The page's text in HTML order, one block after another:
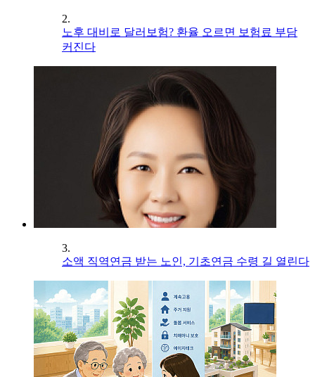
2.
노후 대비로 달러보험? 환율 오르면 보험료 부담
커진다
3.
소액 직역연금 받는 노인, 기초연금 수령 길 열린다